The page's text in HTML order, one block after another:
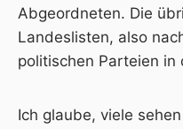
Abgeordneten. Die
Landeslisten, also
politischen Parteien
Ich glaube, viele